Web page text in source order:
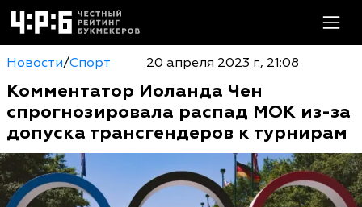
Новости/Спорт 20 апреля 2023 г., 21:08
Комментатор Иоланда Чен
спрогнозировала распад МОК из-за
допуска трансгендеров к турнирам